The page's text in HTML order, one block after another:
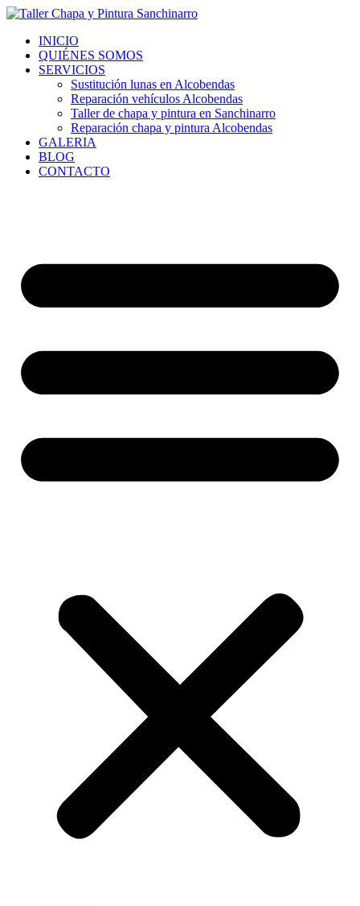
Ir
contenidoINICIO
QUIÉNES SOMOS
SERVICIOS
Sustitución lunas en Alcobendas
Reparación vehículos Alcobendas
Taller de chapa y pintura en Sanchinarro
Reparación chapa y pintura Alcobendas
GALERIA
BLOG
CONTACTO